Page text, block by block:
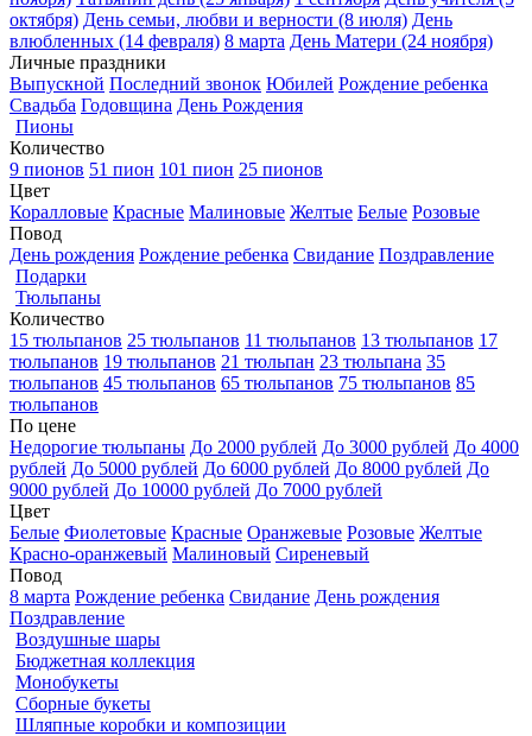
октября) День семьи, любви и верности (8 июля) День
влюбленных (14 февраля) 8 марта День Матери (24 ноября)
Личные праздники
Выпускной Последний звонок Юбилей Рождение ребенка
Свадьба Годовщина День Рождения
Пионы
Количество
9 пионов 51 пион 101 пион 25 пионов
Цвет
Коралловые Красные Малиновые Желтые Белые Розовые
Повод
День рождения Рождение ребенка Свидание Поздравление
Подарки
Тюльпаны
Количество
15 тюльпанов 25 тюльпанов 11 тюльпанов 13 тюльпанов 17
тюльпанов 19 тюльпанов 21 тюльпан 23 тюльпана 35
тюльпанов 45 тюльпанов 65 тюльпанов 75 тюльпанов 85
тюльпанов
По цене
Недорогие тюльпаны До 2000 рублей До 3000 рублей До 4000
рублей До 5000 рублей До 6000 рублей До 8000 рублей До
9000 рублей До 10000 рублей До 7000 рублей
Цвет
Белые Фиолетовые Красные Оранжевые Розовые Желтые
Красно-оранжевый Малиновый Сиреневый
Повод
8 марта Рождение ребенка Свидание День рождения
Поздравление
Воздушные шары
Бюджетная коллекция
Монобукеты
Сборные букеты
Шляпные коробки и композиции